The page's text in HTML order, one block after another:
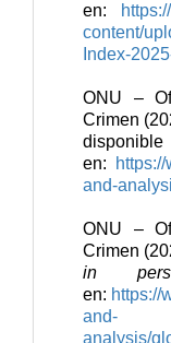
en:
content/
Index-
ONU –
Crimen
disponible
en:
and-
ONU –
Crimen
in
en: https://
and-
analysis/